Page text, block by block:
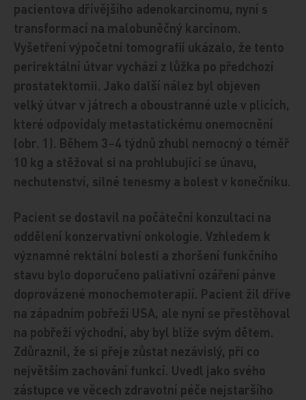
pacientova dřívějšího adenokarcinomu, nyní s
transformací na malobuněčný karcinom.
Vyšetření výpočetní tomografií ukázalo, že tento
perirektální útvar vychází z lůžka po předchozí
prostatektomii. Jako další nález byl objeven
velký útvar v játrech a oboustranné uzle v plicích,
které odpovídaly metastatickému onemocnění
(obr. 1). Během 3–4 týdnů zhubl nemocný o téměř
10 kg a stěžoval si na prohlubující se únavu,
nechutenství, silné tenesmy a bolest v konečníku.
Pacient se dostavil na počáteční konzultaci na
oddělení konzervativní onkologie. Vzhledem k
významné rektální bolesti a zhoršení funkčního
stavu bylo doporučeno paliativní ozáření pánve
doprovázené monochemoterapií. Pacient žil dříve
na západním pobřeží USA, ale nyní se přestěhoval
na pobřeží východní, aby byl blíže svým dětem.
Zdůraznil, že si přeje zůstat nezávislý, při co
největším zachování funkcí. Uvedl jako svého
zástupce ve věcech zdravotní péče nejstaršího